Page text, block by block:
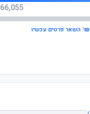
₪
?השאר פרטים עכשיו